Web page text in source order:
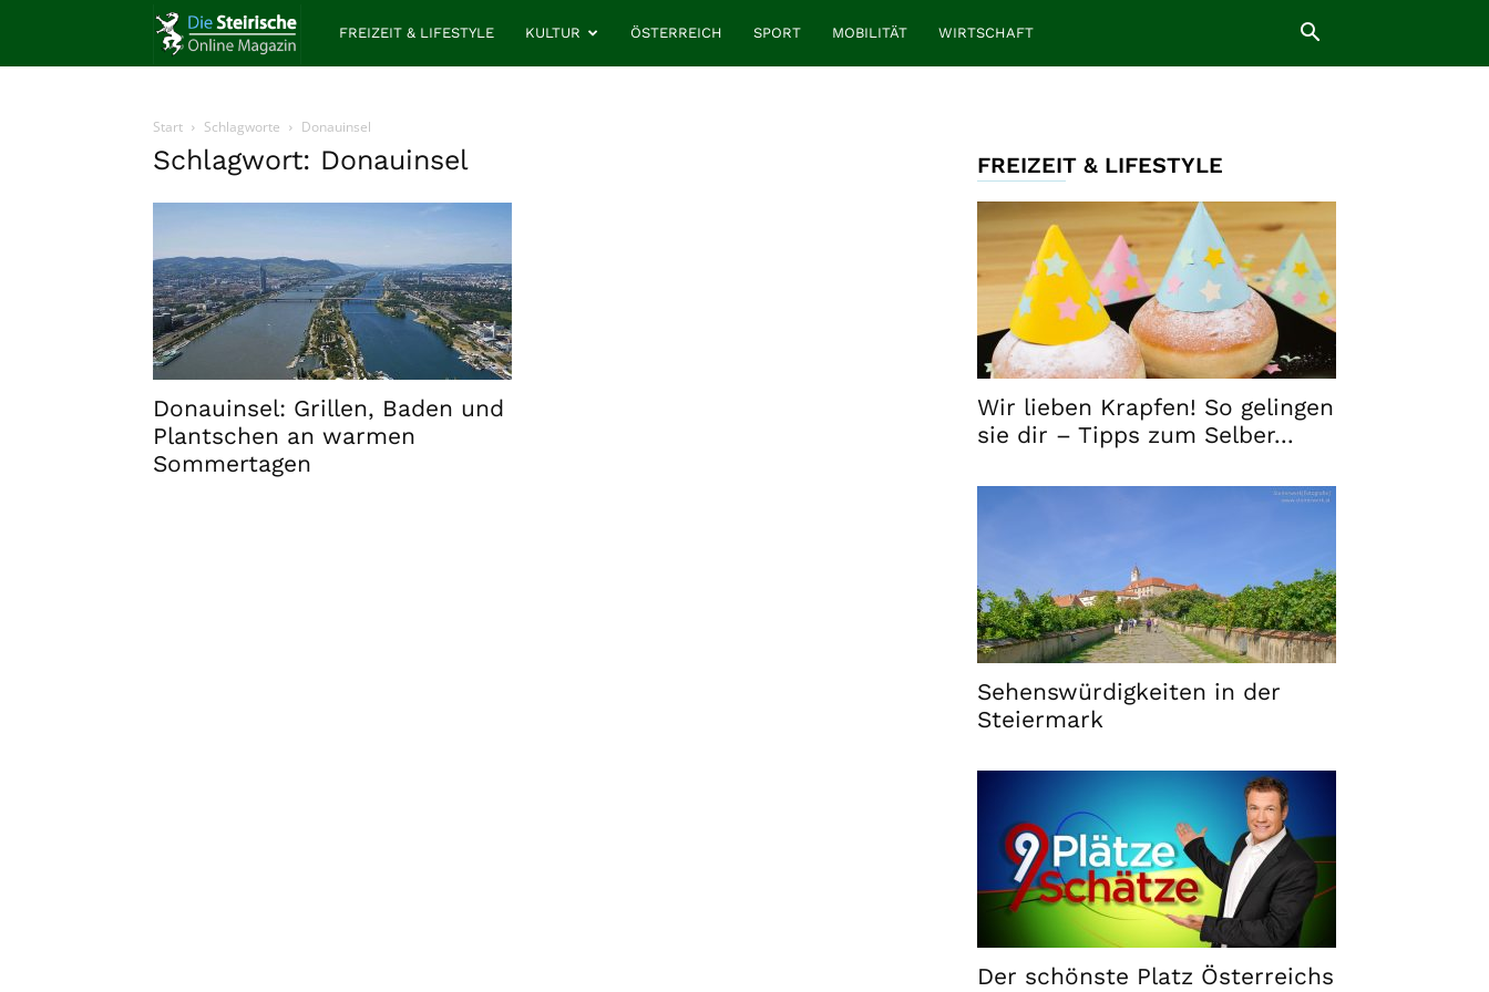
DieFREIZEIT & LIFESTYLE KULTUR ÖSTERREICH SPORT MOBILITÄT WIRTSCHAFT
Start Schlagworte Donauinsel
Schlagwort: Donauinsel
Donauinsel: Grillen, Baden und
Plantschen an warmen
Sommertagen
FREIZEIT & LIFESTYLE
Wir lieben Krapfen! So gelingen
sie dir – Tipps zum Selber...
Sehenswürdigkeiten in der
Steiermark
Der schönste Platz Österreichs